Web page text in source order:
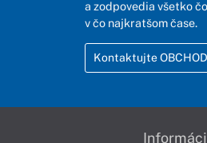
a zodpovedia všetko
v čo najkratšom čase.
Kontaktujte OBCHOD